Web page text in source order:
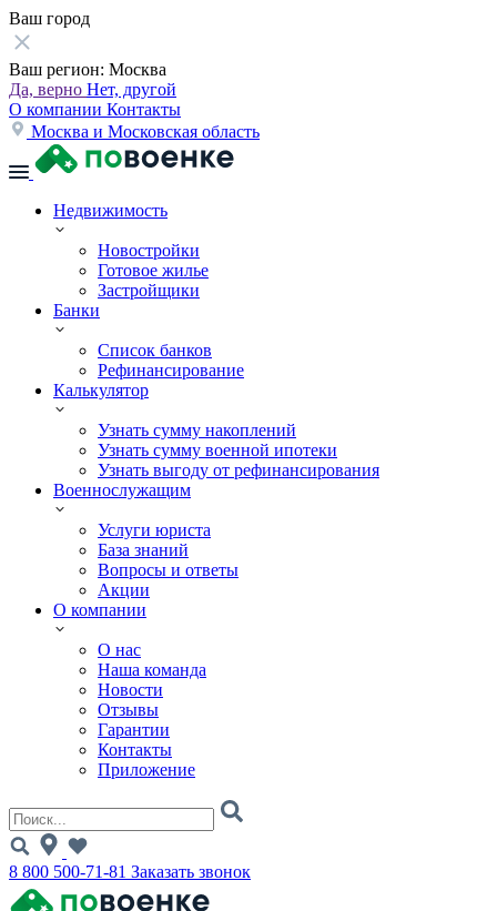
Ваш город
Ваш регион: Москва
Да, верно Нет, другой
О компании Контакты
Москва и Московская область
Недвижимость
Новостройки
Готовое жилье
Застройщики
Банки
Список банков
Рефинансирование
Калькулятор
Узнать сумму накоплений
Узнать сумму военной ипотеки
Узнать выгоду от рефинансирования
Военнослужащим
Услуги юриста
База знаний
Вопросы и ответы
Акции
О компании
О нас
Наша команда
Новости
Отзывы
Гарантии
Контакты
Приложение
8 800 500-71-81 Заказать звонок